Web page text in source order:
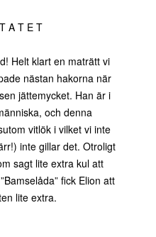
A T E T
Helt klart en maträtt vi
nästan hakorna när
jättemycket. Han är i
och denna
vitlök i vilket vi inte
inte gillar det. Otroligt
sagt lite extra kul att
fick Elion att
lite extra.